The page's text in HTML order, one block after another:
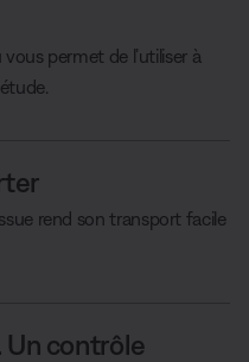
vous permet de l’utiliser à
rend son transport facile
contrôle